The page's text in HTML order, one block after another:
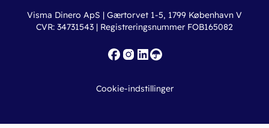
Erhvervslån
Fakturaskabeloner
Online regnskabskurser
Ny virksomhed
Iværksætterlegat
Visma Dinero ApS | Gærtorvet 1-5, 1799 København V
CVR: 34731543 | Registreringsnummer FOB165082
Cookie-indstillinger